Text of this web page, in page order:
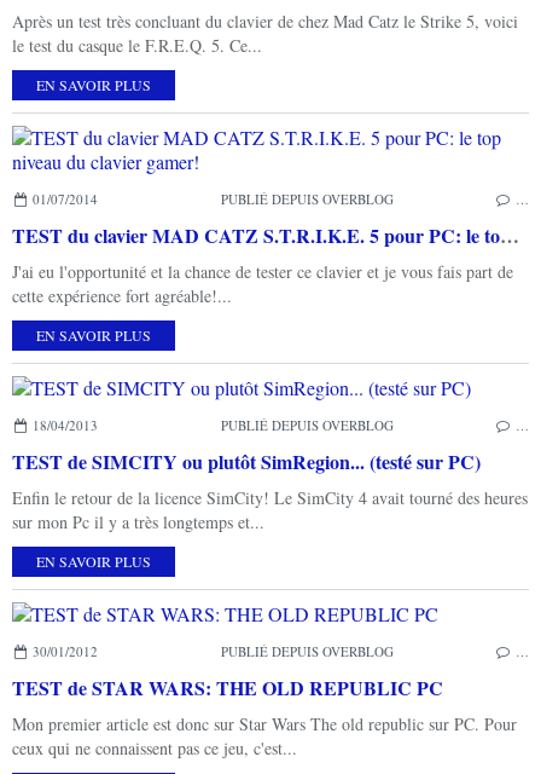
Après un test très concluant du clavier de chez Mad Catz le Strike 5, voici
le test du casque le F.R.E.Q. 5. Ce...
EN SAVOIR PLUS
01/07/2014 PUBLIÉ DEPUIS OVERBLOG
TEST du clavier MAD CATZ S.T.R.I.K.E. 5 pour PC: le top niveau du clavier gamer!
J'ai eu l'opportunité et la chance de tester ce clavier et je vous fais part de
cette expérience fort agréable!...
EN SAVOIR PLUS
18/04/2013 PUBLIÉ DEPUIS OVERBLOG
TEST de SIMCITY ou plutôt SimRegion... (testé sur PC)
Enfin le retour de la licence SimCity! Le SimCity 4 avait tourné des heures
sur mon Pc il y a très longtemps et...
EN SAVOIR PLUS
30/01/2012 PUBLIÉ DEPUIS OVERBLOG
TEST de STAR WARS: THE OLD REPUBLIC PC
Mon premier article est donc sur Star Wars The old republic sur PC. Pour
ceux qui ne connaissent pas ce jeu, c'est...